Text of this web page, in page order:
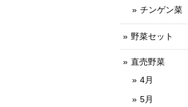
チンゲン菜
野菜セット
直売野菜
4月
5月